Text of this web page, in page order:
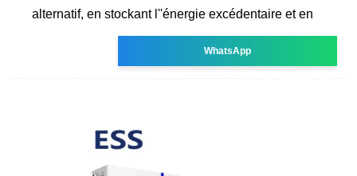
alternatif, en stockant l''énergie excédentaire et en
WhatsApp